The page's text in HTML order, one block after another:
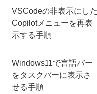
VSCodeの非表示にした
Copilotメニューを再表
示する手順
Windows11で言語バー
をタスクバーに表示さ
せる手順